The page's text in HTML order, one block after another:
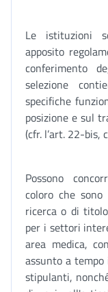
Le istituzioni
apposito
conferimento
selezione
specifiche
posizione e sul
(cfr. l’art. 22-bis,
Possono
coloro che
ricerca o di
per i settori
area medica,
assunto a
stipulanti,